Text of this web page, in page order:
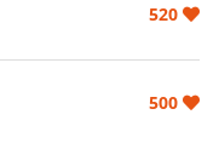
520
500